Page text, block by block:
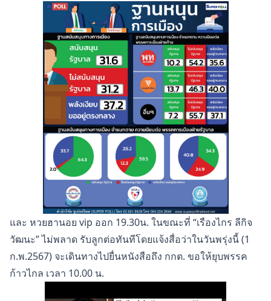
และ หวยฮานอย vip ออก 19.30น. ในขณะที่ “เรืองไกร ลีกิจ
วัฒนะ” ไม่พลาด รับลูกต่อทันทีโดยแจ้งสื่อว่าในวันพรุ่งนี้ (1
ก.พ.2567) จะเดินทางไปยื่นหนังสือถึง กกต. ขอให้ยุบพรรค
ก้าวไกล เวลา 10.00 น.